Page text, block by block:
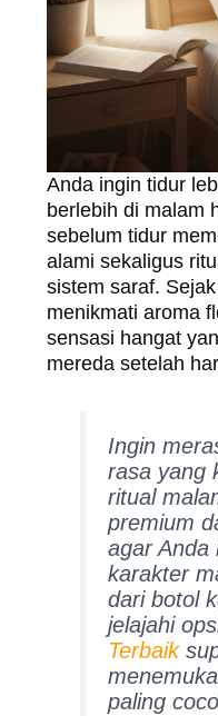
Anda ingin tidur
berlebih di malam
sebelum tidur
alami sekaligus
sistem saraf.
menikmati aroma
sensasi hangat
mereda setelah
Ingin
rasa yang
ritual
premium
agar Anda
karakter
dari botol
jelajahi
Terbaik
paling